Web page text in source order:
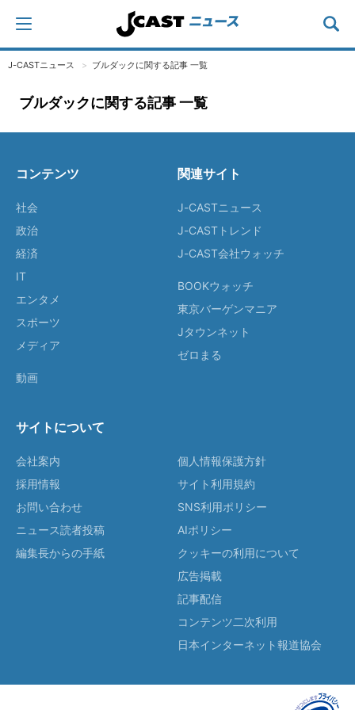
J-CASTニュース ブルダックに関する記事 一覧
ブルダックに関する記事 一覧
コンテンツ
社会
政治
経済
IT
エンタメ
スポーツ
メディア
動画
関連サイト
J-CASTニュース
J-CASTトレンド
J-CAST会社ウォッチ
BOOKウォッチ
東京バーゲンマニア
Jタウンネット
ゼロまる
サイトについて
会社案内
採用情報
お問い合わせ
ニュース読者投稿
編集長からの手紙
個人情報保護方針
サイト利用規約
SNS利用ポリシー
AIポリシー
クッキーの利用について
広告掲載
記事配信
コンテンツ二次利用
日本インターネット報道協会